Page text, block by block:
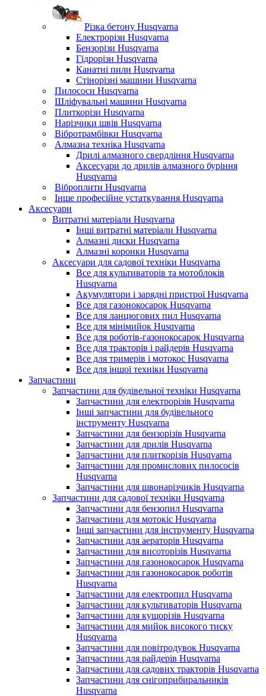
Різка бетону Husqvarna
Електрорізи Husqvarna
Бензорізи Husqvarna
Гідрорізи Husqvarna
Канатні пили Husqvarna
Стінорізні машини Husqvarna
Пилососи Husqvarna
Шліфувальні машини Husqvarna
Плиткорізи Husqvarna
Нарізчики швів Husqvarna
Вібротрамбівки Husqvarna
Алмазна техніка Husqvarna
Дрилі алмазного свердління Husqvarna
Аксесуари до дрилів алмазного буріння
Husqvarna
Віброплити Husqvarna
Інше професійне устаткування Husqvarna
Аксесуари
Витратні матеріали Husqvarna
Інші витратні матеріали Husqvarna
Алмазні диски Husqvarna
Алмазні коронки Husqvarna
Аксесуари для садової техніки Husqvarna
Все для культиваторів та мотоблоків
Husqvarna
Акумулятори і зарядні пристрої Husqvarna
Все для газонокосарок Husqvarna
Все для ланцюгових пил Husqvarna
Все для мінімийок Husqvarna
Все для роботів-газонокосарок Husqvarna
Все для тракторів і райдерів Husqvarna
Все для тримерів і мотокос Husqvarna
Все для іншої техніки Husqvarna
Запчастини
Запчастини для будівельної техніки Husqvarna
Запчастини для електрорізів Husqvarna
Інші запчастини для будівельного
інструменту Husqvarna
Запчастини для бензорізів Husqvarna
Запчастини для дрилів Husqvarna
Запчастини для плиткорізів Husqvarna
Запчастини для промислових пилососів
Husqvarna
Запчастини для швонарізчиків Husqvarna
Запчастини для садової техніки Husqvarna
Запчастини для бензопил Husqvarna
Запчастини для мотокіс Husqvarna
Інші запчастини для інструменту Husqvarna
Запчастини для аераторів Husqvarna
Запчастини для висоторізів Husqvarna
Запчастини для газонокосарок Husqvarna
Запчастини для газонокосарок роботів
Husqvarna
Запчастини для електропил Husqvarna
Запчастини для культиваторів Husqvarna
Запчастини для кущорізів Husqvarna
Запчастини для мийок високого тиску
Husqvarna
Запчастини для повітродувок Husqvarna
Запчастини для райдерів Husqvarna
Запчастини для садових тракторів Husqvarna
Запчастини для снігоприбиральників
Husqvarna